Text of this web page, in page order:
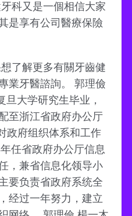
科又是一個相信大家
是享有公司醫療保險
了解更多有關牙齒健
業牙醫諮詢。 郭理儉
大学研究生毕业，
至浙江省政府办公厅
政府组织体系和工作
任省政府办公厅信息
，兼省信息化领导小
要负责省政府系统全
经过一年努力，建立